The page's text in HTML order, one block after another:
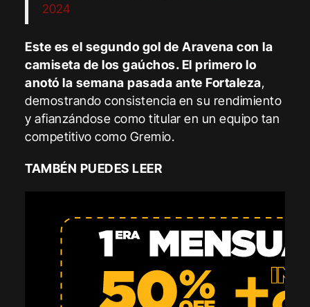
2024
Este es el segundo gol de Aravena con la
camiseta de los gaúchos. El primero lo
anotó la semana pasada ante Fortaleza,
demostrando consistencia en su rendimiento
y afianzándose como titular en un equipo tan
competitivo como Gremio.
TAMBÉN PUEDES LEER